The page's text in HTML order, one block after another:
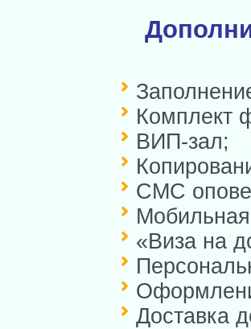
Комплект
ВИП-зал;
СМС
«Виза на
Доставка